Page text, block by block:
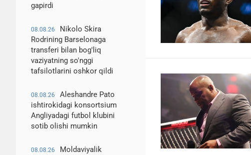
gapirdi
08.08.26
Nikolo Skira
Rodrining Barselonaga
transferi bilan bog'liq
vaziyatning so'nggi
tafsilotlarini oshkor qildi
08.08.26
Aleshandre Pato
ishtirokidagi konsortsium
Angliyadagi futbol klubini
sotib olishi mumkin
08.08.26
Moldaviyalik